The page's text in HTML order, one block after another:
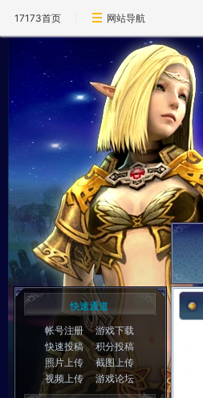
17173首页 网站导航
快速通道
帐号注册
游戏下载
快速投稿
积分投稿
照片上传截图上传
视频上传
游戏论坛